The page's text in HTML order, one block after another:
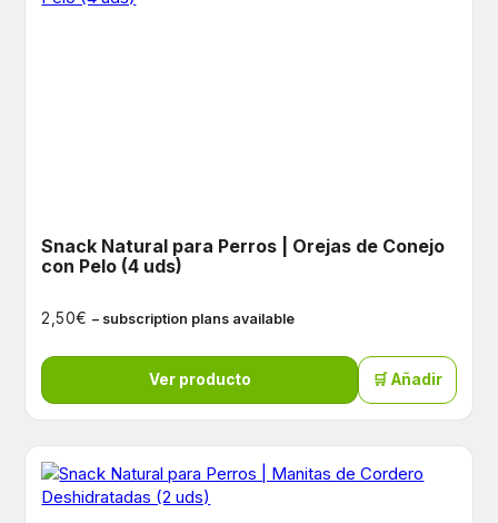
Snack Natural para Perros | Orejas de Conejo
con Pelo (4 uds)
2,50€ – subscription plans available
Ver producto 🛒 Añadir